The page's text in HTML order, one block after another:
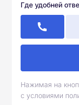
Где удобней
Нажимая на
с условиями